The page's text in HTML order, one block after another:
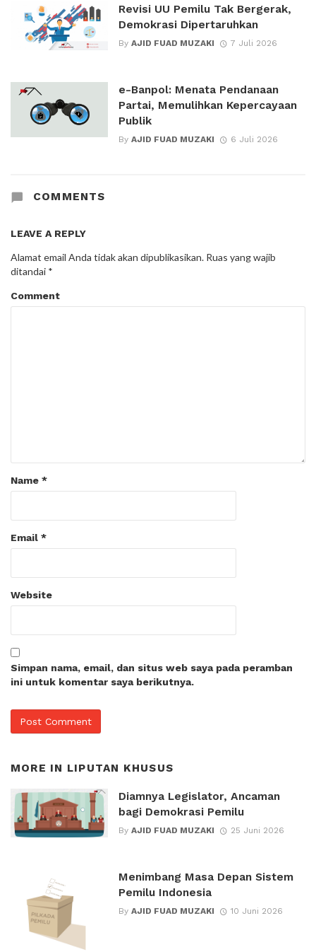
Revisi UU Pemilu Tak Bergerak,
Demokrasi Dipertaruhkan
By AJID FUAD MUZAKI 7 Juli 2026
e-Banpol: Menata Pendanaan
Partai, Memulihkan Kepercayaan
Publik
By AJID FUAD MUZAKI 6 Juli 2026
COMMENTS
LEAVE A REPLY
Alamat email Anda tidak akan dipublikasikan. Ruas yang wajib
ditandai *
Comment
Name *
Email *
Website
Simpan nama, email, dan situs web saya pada peramban
ini untuk komentar saya berikutnya.
MORE IN LIPUTAN KHUSUS
Diamnya Legislator, Ancaman
bagi Demokrasi Pemilu
By AJID FUAD MUZAKI 25 Juni 2026
Menimbang Masa Depan Sistem
Pemilu Indonesia
By AJID FUAD MUZAKI 10 Juni 2026